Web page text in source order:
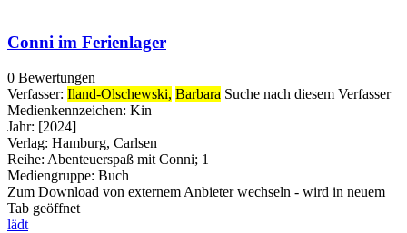
Conni im Ferienlager
0 Bewertungen
Verfasser: Iland-Olschewski, Barbara Suche nach diesem Verfasser
Medienkennzeichen: Kin
Jahr: [2024]
Verlag: Hamburg, Carlsen
Reihe: Abenteuerspaß mit Conni; 1
Mediengruppe: Buch
Zum Download von externem Anbieter wechseln - wird in neuem
Tab geöffnet
lädt